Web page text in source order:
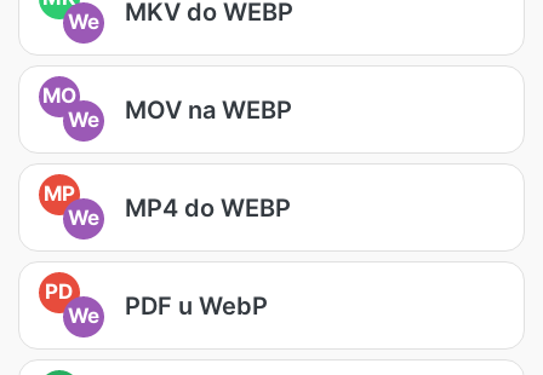
We
MKV do WEBP
MO
We
MOV na WEBP
MP
We
MP4 do WEBP
PD
We
PDF u WebP